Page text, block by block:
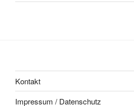
Kontakt
Impressum / Datenschutz